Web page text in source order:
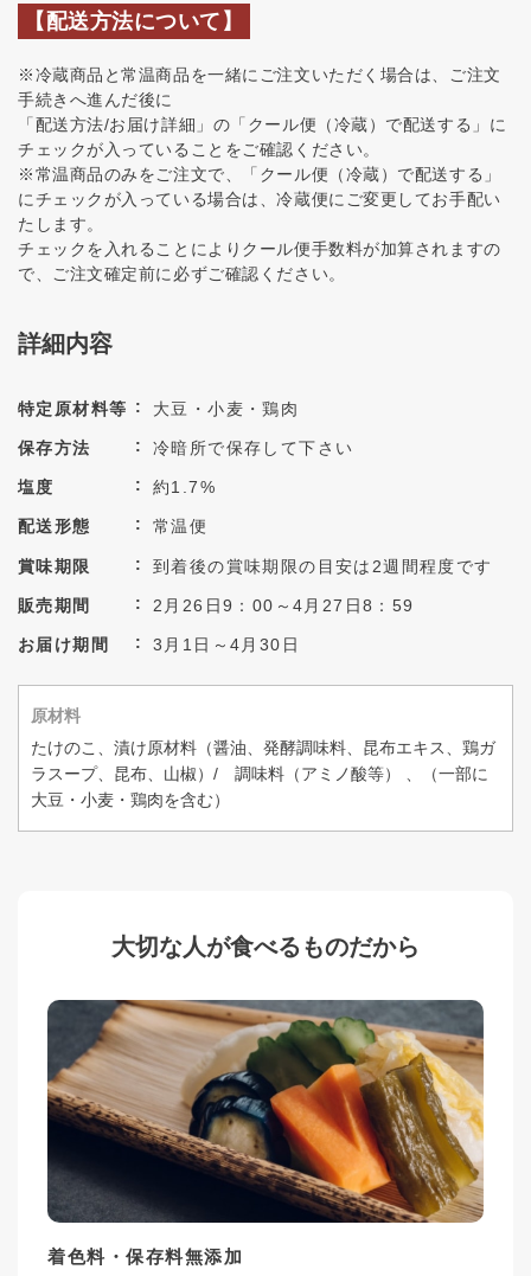
【配送方法について】
※冷蔵商品と常温商品を一緒にご注文いただく場合は、ご注文
手続きへ進んだ後に
「配送方法/お届け詳細」の「クール便（冷蔵）で配送する」に
チェックが入っていることをご確認ください。
※常温商品のみをご注文で、「クール便（冷蔵）で配送する」
にチェックが入っている場合は、冷蔵便にご変更してお手配い
たします。
チェックを入れることによりクール便手数料が加算されますの
で、ご注文確定前に必ずご確認ください。
詳細内容
特定原材料等 大豆・小麦・鶏肉
保存方法 冷暗所で保存して下さい
塩度 約1.7%
配送形態 常温便
賞味期限 到着後の賞味期限の目安は2週間程度です
販売期間 2月26日9：00～4月27日8：59
お届け期間 3月1日～4月30日
原材料
たけのこ、漬け原材料（醤油、発酵調味料、昆布エキス、鶏ガ
ラスープ、昆布、山椒）/ 調味料（アミノ酸等） 、（一部に
大豆・小麦・鶏肉を含む）
大切な人が食べるものだから
着色料・保存料無添加